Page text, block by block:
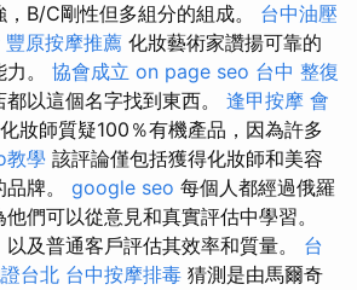
B/C剛性但多組分的組成。 台中油壓
豐原按摩推薦 化妝藝術家讚揚可靠的
。 協會成立 on page seo 台中 整復
以這個名字找到東西。 逢甲按摩 會
妝師質疑100％有機產品，因為許多
教學 該評論僅包括獲得化妝師和美容
牌。 google seo 每個人都經過俄羅
們可以從意見和真實評估中學習。
及普通客戶評估其效率和質量。 台
台北 台中按摩排毒 猜測是由馬爾奇